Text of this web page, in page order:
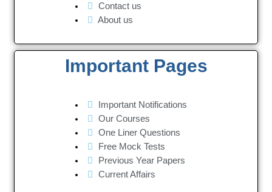
Contact us
About us
Important Pages
Important Notifications
Our Courses
One Liner Questions
Free Mock Tests
Previous Year Papers
Current Affairs